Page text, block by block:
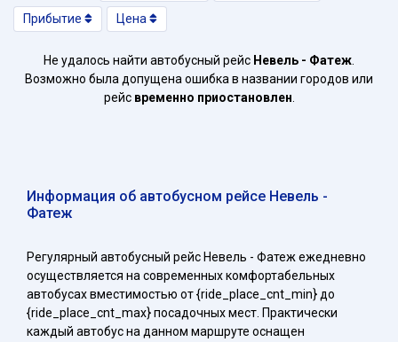
Прибытие Цена
Не удалось найти автобусный рейс Невель - Фатеж
Возможно была допущена ошибка в названии городов или
рейс временно приостановлен
Информация об автобусном рейсе Невель -
Фатеж
Регулярный автобусный рейс Невель - Фатеж ежедневно
осуществляется на современных комфортабельных
автобусах вместимостью от {ride_place_cnt_min} до
{ride_place_cnt_max} посадочных мест. Практически
каждый автобус на данном маршруте оснащен